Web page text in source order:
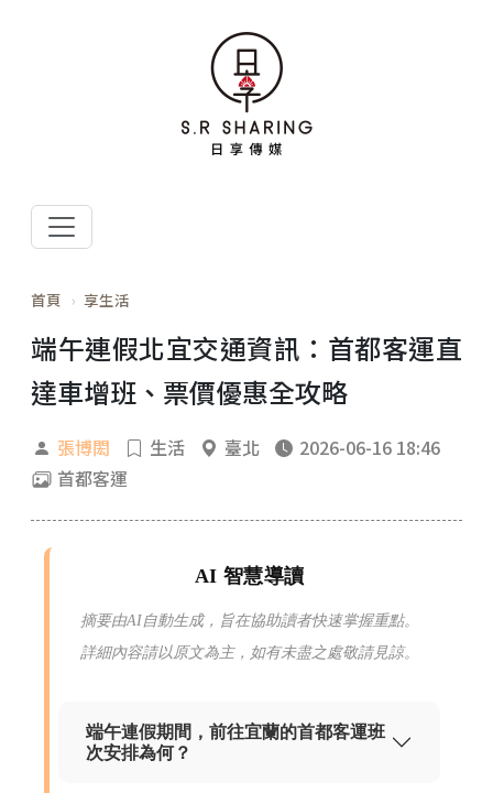
首頁 享生活
端午連假北宜交通資訊：首都客運直
達車增班、票價優惠全攻略
張博閎 生活 臺北
2026-06-16 18:46
首都客運
AI 智慧導讀
摘要由AI自動生成，旨在協助讀者快速掌握重點。
詳細內容請以原文為主，如有未盡之處敬請見諒。
端午連假期間，前往宜蘭的首都客運班
次安排為何？